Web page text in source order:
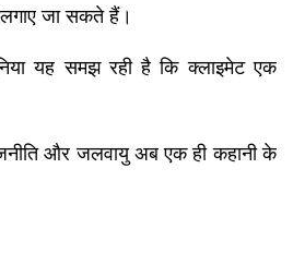
जा सकते हैं।
यह समझ रही है कि क्लाइमेट एक
और जलवायु अब एक ही कहानी के